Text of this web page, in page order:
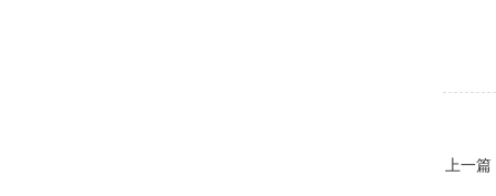
上一篇